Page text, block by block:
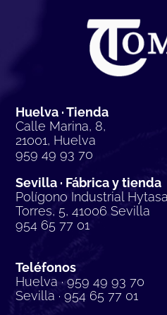
Huelva · Tienda
Calle Marina, 8,
21001, Huelva
959 49 93 70
Sevilla · Fábrica y tienda
Polígono Industrial
Torres, 5, 41006 Sevilla
954 65 77 01
Teléfonos
Huelva · 959 49 93 70
Sevilla · 954 65 77 01